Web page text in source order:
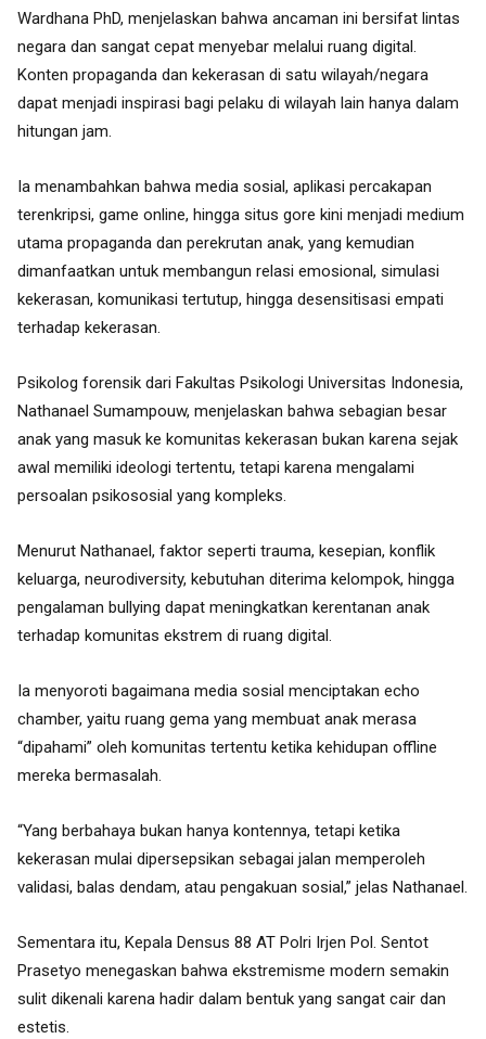
Wardhana PhD, menjelaskan bahwa ancaman ini bersifat lintas
negara dan sangat cepat menyebar melalui ruang digital.
Konten propaganda dan kekerasan di satu wilayah/negara
dapat menjadi inspirasi bagi pelaku di wilayah lain hanya dalam
hitungan jam.
Ia menambahkan bahwa media sosial, aplikasi percakapan
terenkripsi, game online, hingga situs gore kini menjadi medium
utama propaganda dan perekrutan anak, yang kemudian
dimanfaatkan untuk membangun relasi emosional, simulasi
kekerasan, komunikasi tertutup, hingga desensitisasi empati
terhadap kekerasan.
Psikolog forensik dari Fakultas Psikologi Universitas Indonesia,
Nathanael Sumampouw, menjelaskan bahwa sebagian besar
anak yang masuk ke komunitas kekerasan bukan karena sejak
awal memiliki ideologi tertentu, tetapi karena mengalami
persoalan psikososial yang kompleks.
Menurut Nathanael, faktor seperti trauma, kesepian, konflik
keluarga, neurodiversity, kebutuhan diterima kelompok, hingga
pengalaman bullying dapat meningkatkan kerentanan anak
terhadap komunitas ekstrem di ruang digital.
Ia menyoroti bagaimana media sosial menciptakan echo
chamber, yaitu ruang gema yang membuat anak merasa
“dipahami” oleh komunitas tertentu ketika kehidupan offline
mereka bermasalah.
“Yang berbahaya bukan hanya kontennya, tetapi ketika
kekerasan mulai dipersepsikan sebagai jalan memperoleh
validasi, balas dendam, atau pengakuan sosial,” jelas Nathanael.
Sementara itu, Kepala Densus 88 AT Polri Irjen Pol. Sentot
Prasetyo menegaskan bahwa ekstremisme modern semakin
sulit dikenali karena hadir dalam bentuk yang sangat cair dan
estetis.